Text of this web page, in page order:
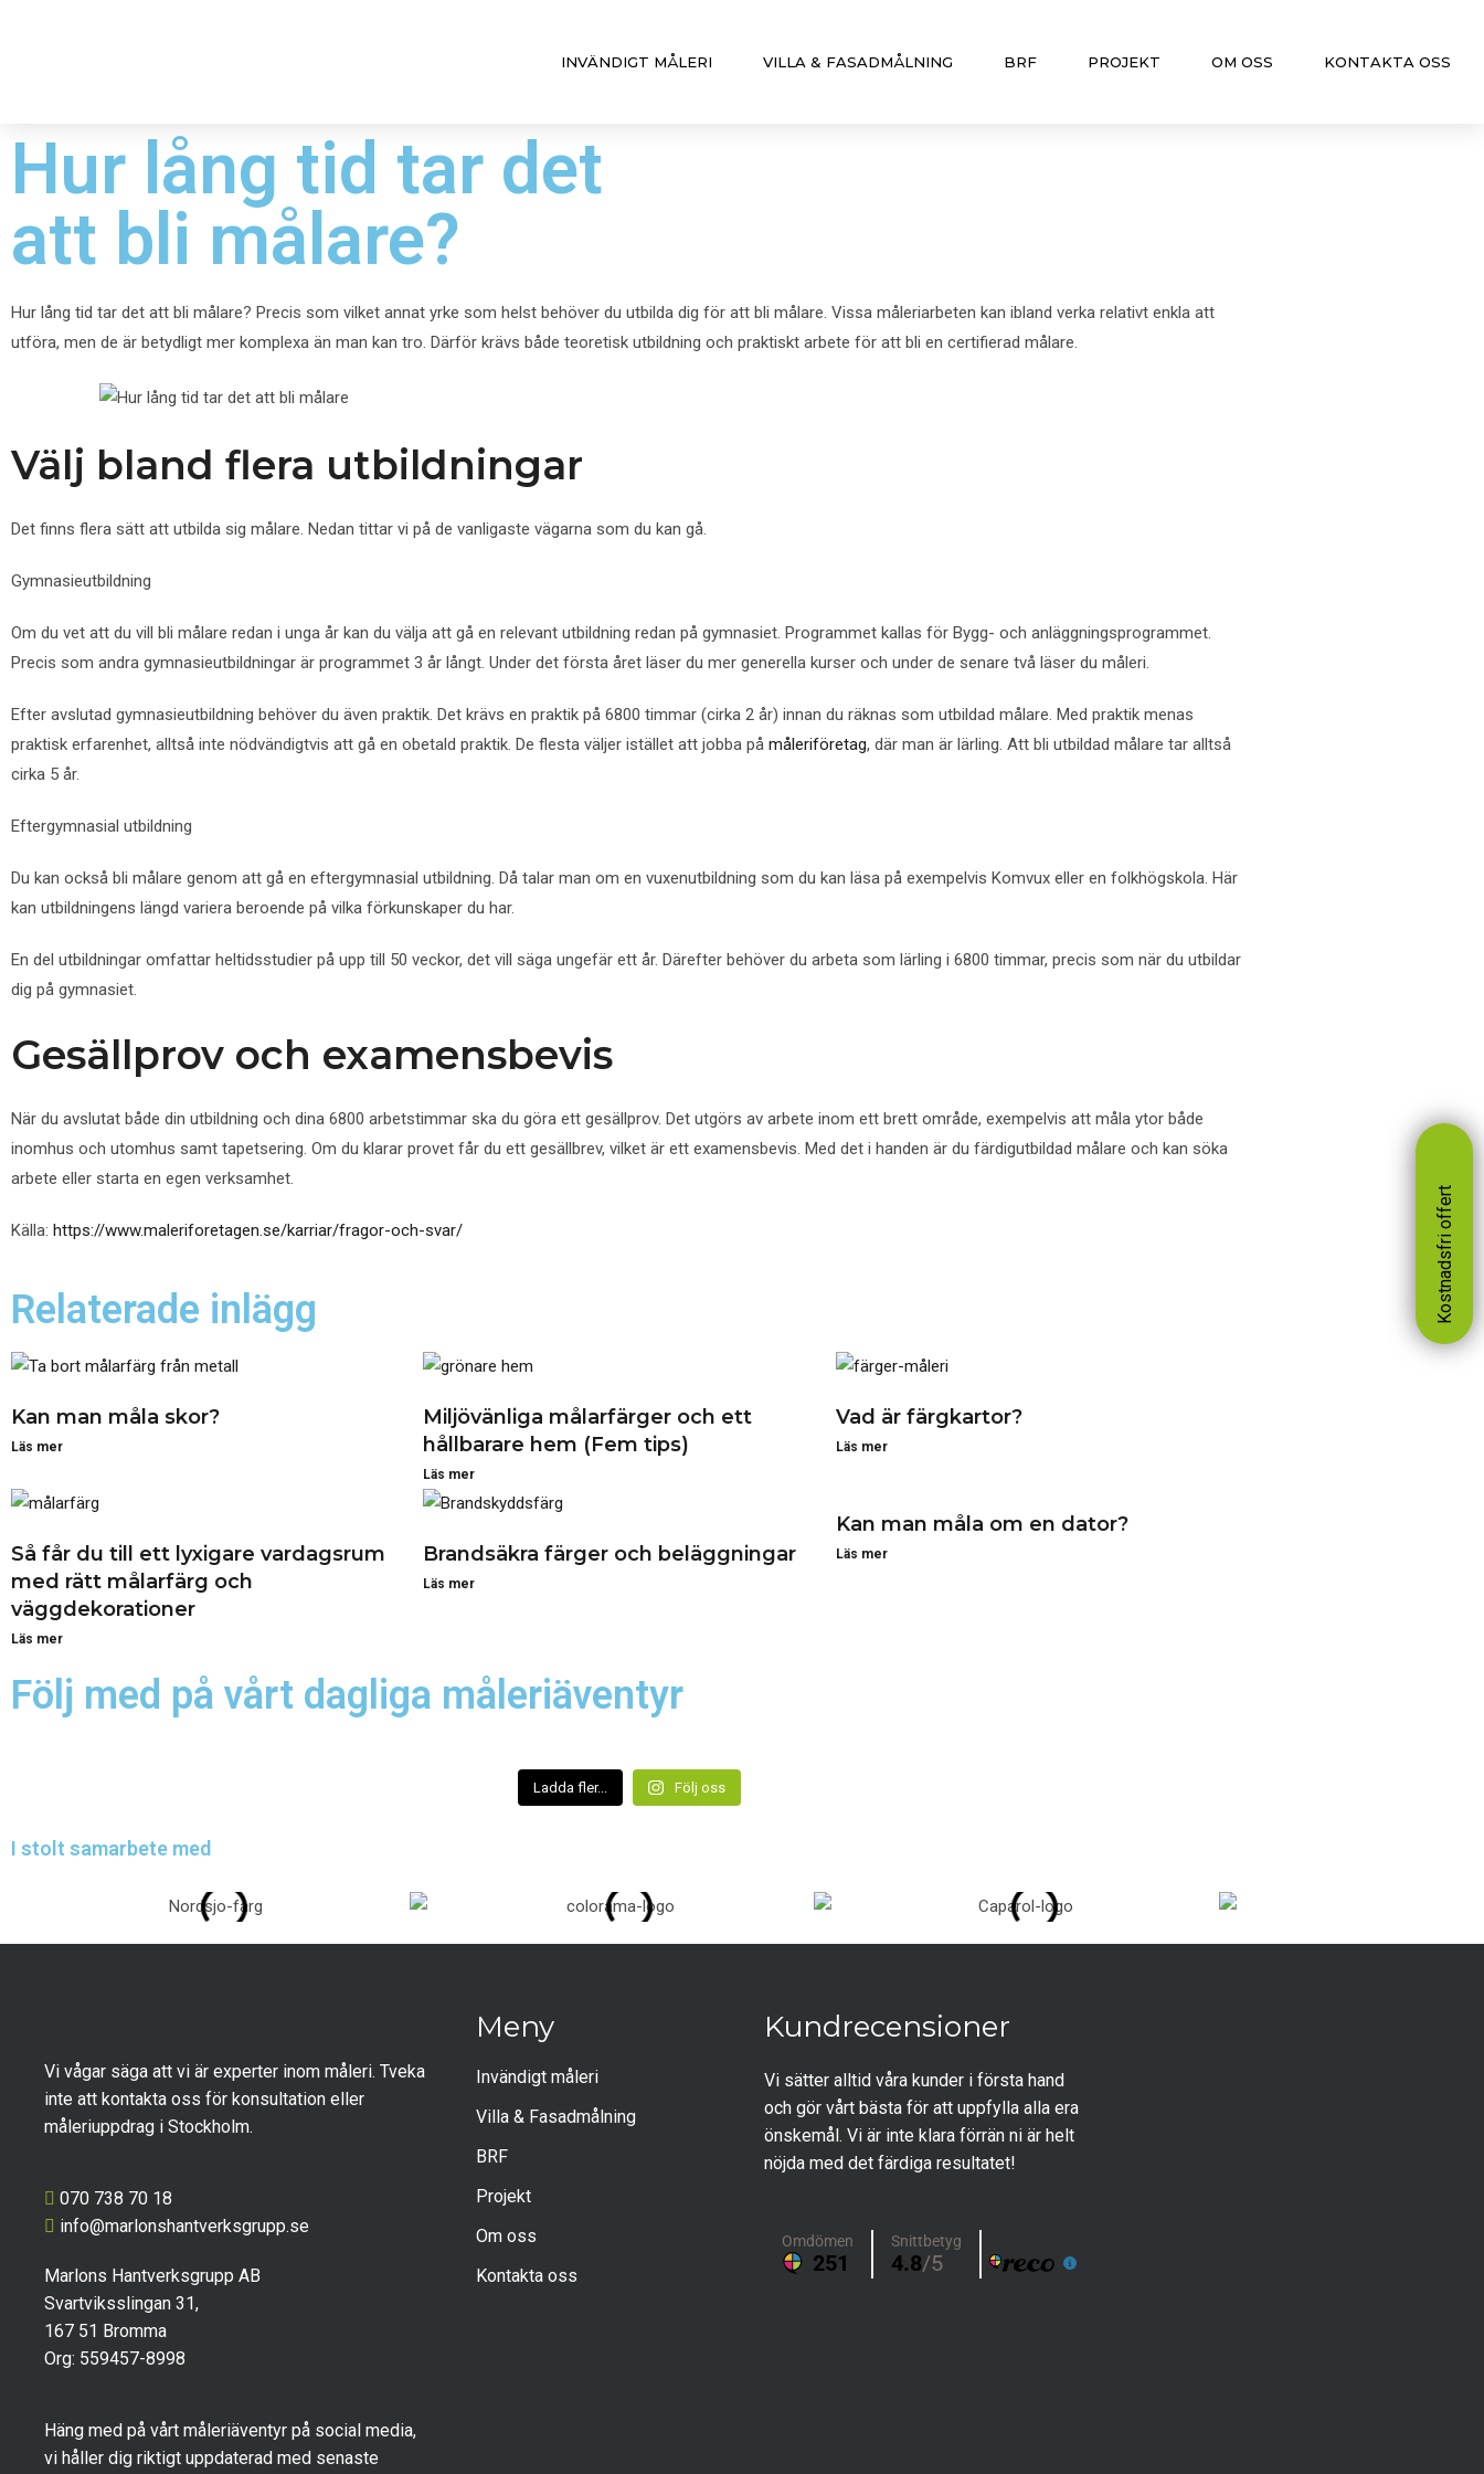
INVÄNDIGT MÅLERI VILLA & FASADMÅLNING BRF PROJEKT OM OSS KONTAKTA OSS
Hur lång tid tar det
att bli målare?
Hur lång tid tar det att bli målare? Precis som vilket annat yrke som helst behöver du utbilda dig för att bli målare. Vissa måleriarbeten kan ibland verka relativt enkla att
utföra, men de är betydligt mer komplexa än man kan tro. Därför krävs både teoretisk utbildning och praktiskt arbete för att bli en certifierad målare.
Välj bland flera utbildningar
Det finns flera sätt att utbilda sig målare. Nedan tittar vi på de vanligaste vägarna som du kan gå.
Gymnasieutbildning
Om du vet att du vill bli målare redan i unga år kan du välja att gå en relevant utbildning redan på gymnasiet. Programmet kallas för Bygg- och anläggningsprogrammet.
Precis som andra gymnasieutbildningar är programmet 3 år långt. Under det första året läser du mer generella kurser och under de senare två läser du måleri.
Efter avslutad gymnasieutbildning behöver du även praktik. Det krävs en praktik på 6800 timmar (cirka 2 år) innan du räknas som utbildad målare. Med praktik menas
praktisk erfarenhet, alltså inte nödvändigtvis att gå en obetald praktik. De flesta väljer istället att jobba på måleriföretag, där man är lärling. Att bli utbildad målare tar alltså
cirka 5 år.
Eftergymnasial utbildning
Du kan också bli målare genom att gå en eftergymnasial utbildning. Då talar man om en vuxenutbildning som du kan läsa på exempelvis Komvux eller en folkhögskola. Här
kan utbildningens längd variera beroende på vilka förkunskaper du har.
En del utbildningar omfattar heltidsstudier på upp till 50 veckor, det vill säga ungefär ett år. Därefter behöver du arbeta som lärling i 6800 timmar, precis som när du utbildar
dig på gymnasiet.
Gesällprov och examensbevis
När du avslutat både din utbildning och dina 6800 arbetstimmar ska du göra ett gesällprov. Det utgörs av arbete inom ett brett område, exempelvis att måla ytor både
inomhus och utomhus samt tapetsering. Om du klarar provet får du ett gesällbrev, vilket är ett examensbevis. Med det i handen är du färdigutbildad målare och kan söka
arbete eller starta en egen verksamhet.
Källa: https://www.maleriforetagen.se/karriar/fragor-och-svar/
Relaterade inlägg
Kan man måla skor?
Läs mer
Miljövänliga målarfärger och ett
hållbarare hem (Fem tips)
Läs mer
Vad är färgkartor?
Läs mer
Så får du till ett lyxigare vardagsrum
med rätt målarfärg och
väggdekorationer
Läs mer
Brandsäkra färger och beläggningar
Läs mer
Kan man måla om en dator?
Läs mer
Följ med på vårt dagliga måleriäventyr
Ladda fler... Följ oss
I stolt samarbete med
Vi vågar säga att vi är experter inom måleri. Tveka
inte att kontakta oss för konsultation eller
måleriuppdrag i Stockholm.
070 738 70 18
info@marlonshantverksgrupp.se
Marlons Hantverksgrupp AB
Svartviksslingan 31,
167 51 Bromma
Org: 559457-8998
Häng med på vårt måleriäventyr på social media,
vi håller dig riktigt uppdaterad med senaste
Meny
Invändigt måleri
Villa & Fasadmålning
BRF
Projekt
Om oss
Kontakta oss
Kundrecensioner
Vi sätter alltid våra kunder i första hand
och gör vårt bästa för att uppfylla alla era
önskemål. Vi är inte klara förrän ni är helt
nöjda med det färdiga resultatet!